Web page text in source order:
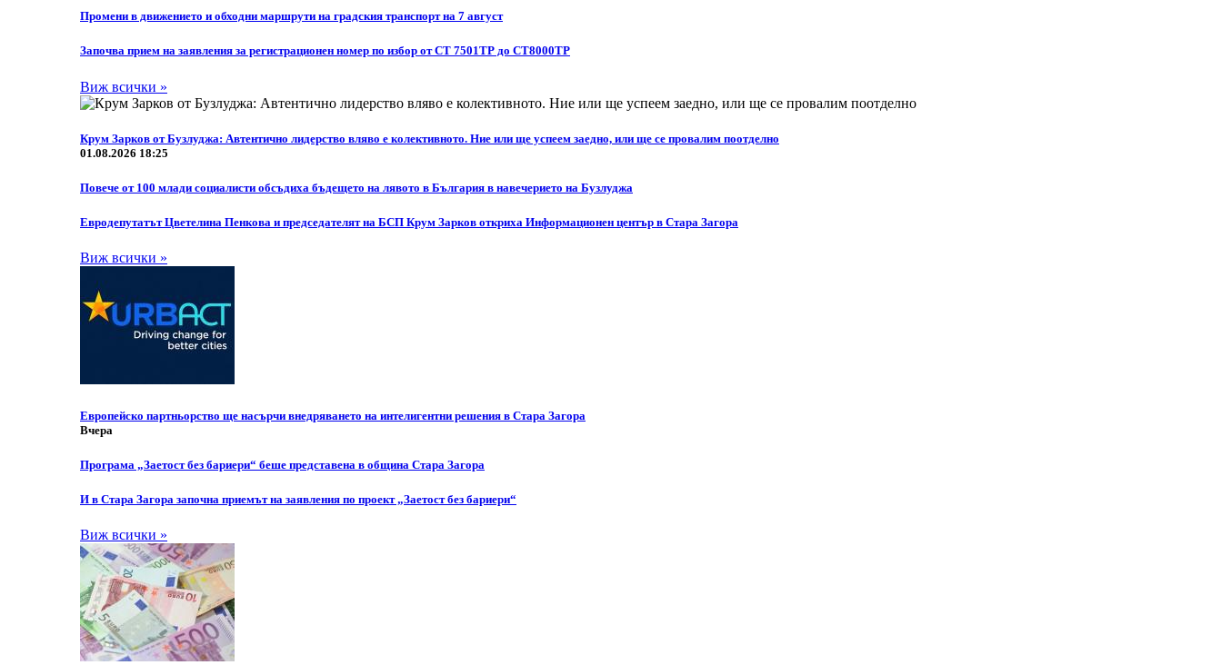
Промени в движението и обходни маршрути на градския транспорт на 7 август
Започва прием на заявления за регистрационен номер по избор от СТ 7501ТР до СТ8000ТР
Виж всички »
Крум Зарков от Бузлуджа: Автентично лидерство вляво е колективното. Ние или ще успеем заедно, или ще се провалим поотделно
01.08.2026 18:25
Повече от 100 млади социалисти обсъдиха бъдещето на лявото в България в навечерието на Бузлуджа
Eвродепутатът Цветелина Пенкова и председателят на БСП Крум Зарков откриха Информационен център в Стара Загора
Виж всички »
Европейско партньорство ще насърчи внедряването на интелигентни решения в Стара Загора
Вчера
Програма „Заетост без бариери“ беше представена в община Стара Загора
И в Стара Загора започна приемът на заявления по проект „Заетост без бариери“
Виж всички »